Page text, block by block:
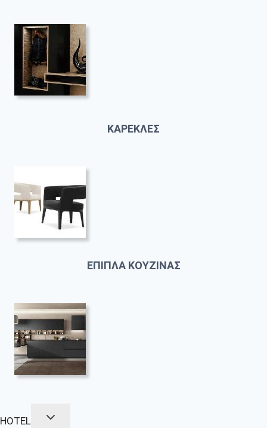
ΚΑΡΕΚΛΕΣ
ΕΠΙΠΛΑ ΚΟΥΖΙΝΑΣ
HOTEL